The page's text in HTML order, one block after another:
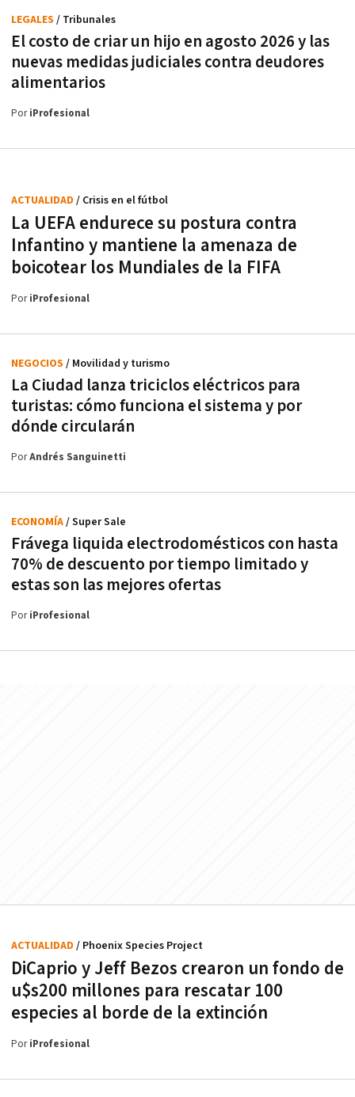
El costo de criar un hijo en agosto 2026 y las
nuevas medidas judiciales contra deudores
alimentarios
LEGALES / Tribunales
PoriProfesional
La UEFA endurece su postura contra
Infantino y mantiene la amenaza de
boicotear los Mundiales de la FIFA
ACTUALIDAD / Crisis en el fútbol
PoriProfesional
La Ciudad lanza triciclos eléctricos para
turistas: cómo funciona el sistema y por
dónde circularán
NEGOCIOS / Movilidad y turismo
PorAndrés Sanguinetti
Frávega liquida electrodomésticos con hasta
70% de descuento por tiempo limitado y
estas son las mejores ofertas
ECONOMÍA/ Super Sale
PoriProfesional
DiCaprio y Jeff Bezos crearon un fondo de
u$s200 millones para rescatar 100
especies al borde de la extinción
ACTUALIDAD / Phoenix Species Project
PoriProfesional